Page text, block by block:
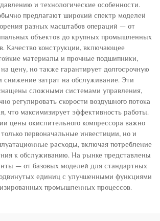
и технологические особенности.
предлагают широкий спектр моделей
разных масштабов операций — от
объектов до крупных промышленных
Качество конструкции, включающее
материалы и прочные подшипники,
цену, но также гарантирует долгосрочную
снижение затрат на обслуживание. Эти
сложными системами управления,
регулировать скорости воздушного потока
что максимизирует эффективность работы.
цены окислительного компрессора важно
первоначальные инвестиции, но и
расходы, включая потребление
к обслуживанию. На рынке представлены
— от базовых моделей для стандартных
единиц с улучшенными функциями
промышленных процессов.